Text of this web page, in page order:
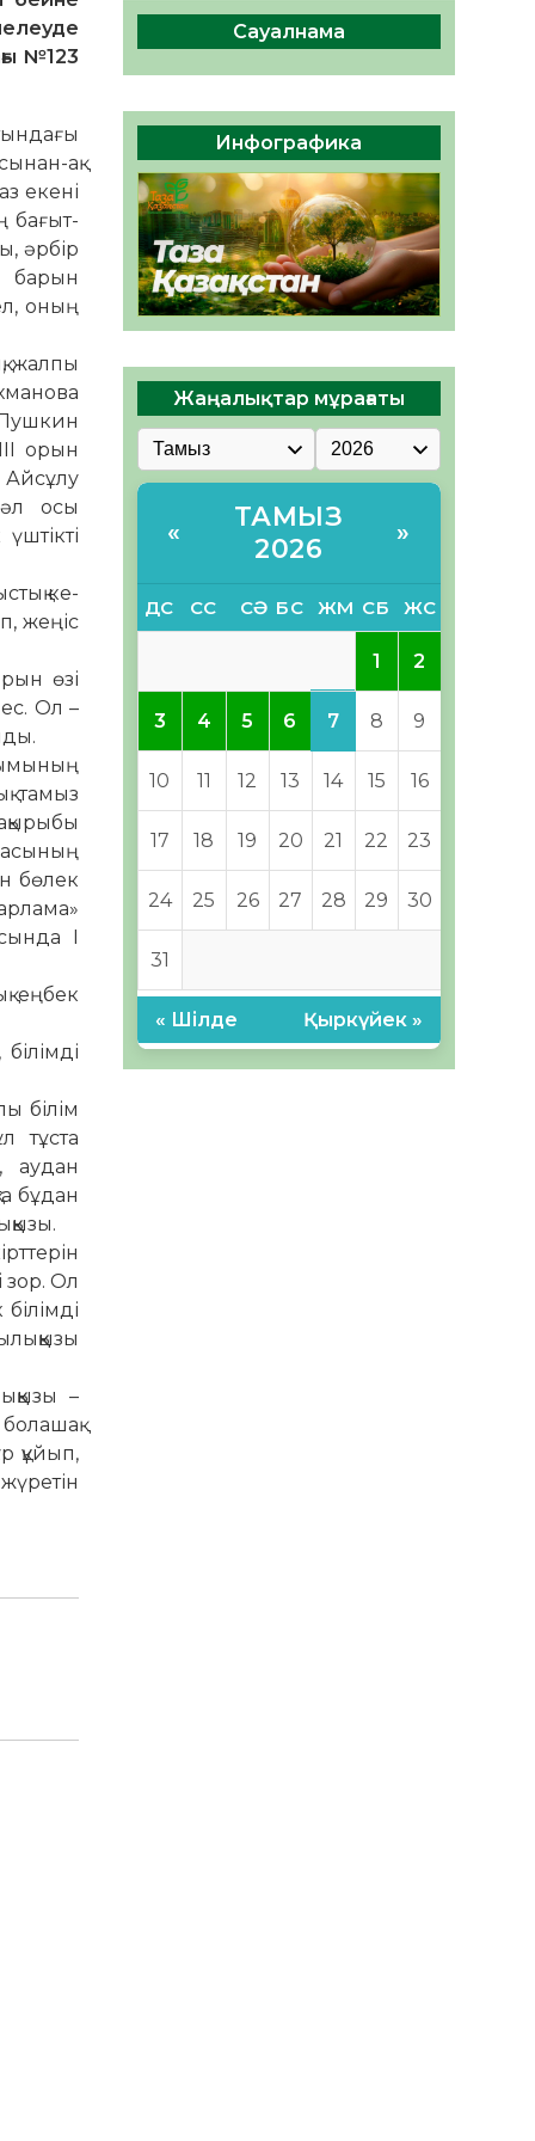
№123
ақ
екені
бағыт-
әрбір
барын
оның
жалпы
орын
осы
ке­
жеңіс
өзі
Ол –
тамыз
бөлек
І
еңбек
білім
тұста
аудан
бұдан
зор. Ол
–
құйып,
беруге дайын
ӘРБІР ДАУЫС – ҚОҒАМ
ДАМУЫНА ҚОСЫЛҒАН
ҮЛЕС
05.08.2026
36 0
Сауалнама
Инфографика
Жаңалықтар мұрағаты
«
ТАМЫЗ
2026
»
ДС СС СӘ БС ЖМ СБ ЖС
1 2
3 4 5 6 7 8 9
10 11 12 13 14 15 16
17 18 19 20 21 22 23
24 25 26 27 28 29 30
31
« Шілде Қыркүйек »